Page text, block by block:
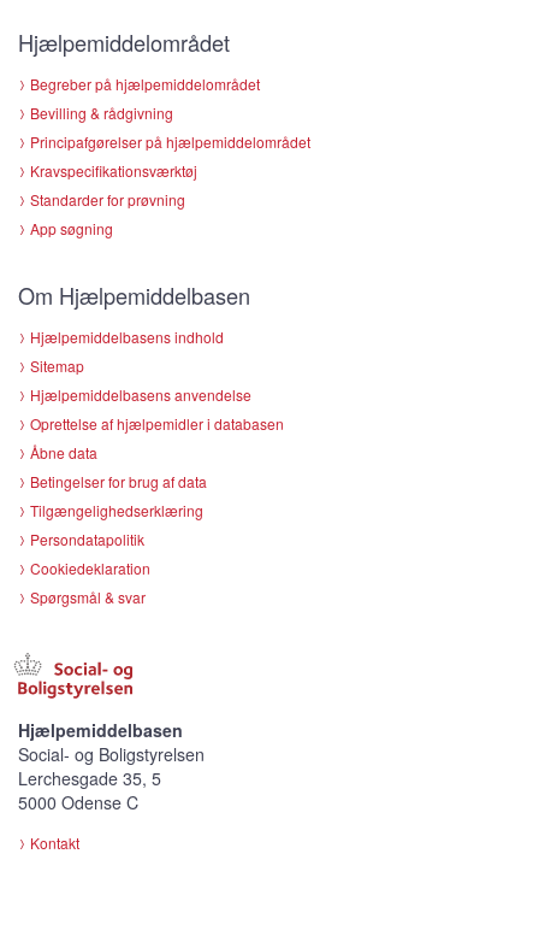
Hjælpemiddelområdet
Begreber på hjælpemiddelområdet
Bevilling & rådgivning
Principafgørelser på hjælpemiddelområdet
Kravspecifikationsværktøj
Standarder for prøvning
App søgning
Om Hjælpemiddelbasen
Hjælpemiddelbasens indhold
Sitemap
Hjælpemiddelbasens anvendelse
Oprettelse af hjælpemidler i databasen
Åbne data
Betingelser for brug af data
Tilgængelighedserklæring
Persondatapolitik
Cookiedeklaration
Spørgsmål & svar
Hjælpemiddelbasen
Social- og Boligstyrelsen
Lerchesgade 35, 5
5000 Odense C
Kontakt